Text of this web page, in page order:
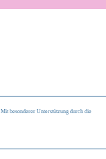
Mit besonderer Unterstützung durch die